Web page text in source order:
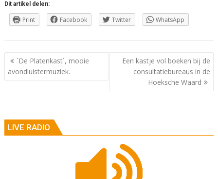
Dit artikel delen:
Print Facebook Twitter WhatsApp
Berichtnavigatie
`De Platenkast´, mooie
avondluistermuziek.
Een kastje vol boeken bij de
consultatiebureaus in de
Hoeksche Waard
LIVE RADIO